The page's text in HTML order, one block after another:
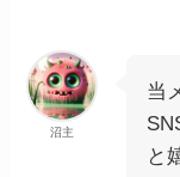
沼主
当
と